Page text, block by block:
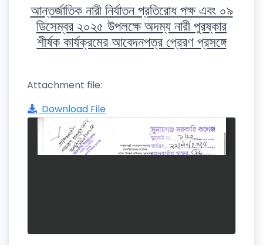
আন্তর্জাতিক নারী নির্যাতন প্রতিরোধ পক্ষ এবং ০৯
ডিসেম্বর ২০২৫ উপলক্ষে অদম্য নারী পুরষ্কার
শীর্ষক কার্যক্রমের আবেদনপত্র প্রেরণ প্রসঙ্গে
Attachment file:
Download File